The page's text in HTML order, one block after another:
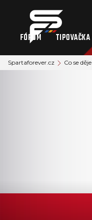
FÓRUM TIPOVAČKA
Spartaforever.cz Co se děje